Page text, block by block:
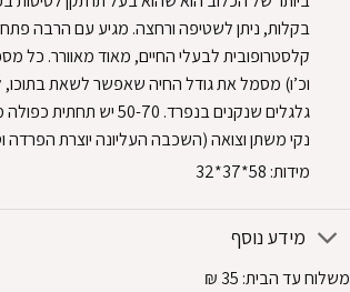
בקלות, ניתן לשטיפה ורחצה. מגיע עם הרבה
גלגלים שנקנים בנפרד.
נקי משתן וצואה (השכבה העליונה יוצרת הפרדה
מידות: 58*37*32
מידע נוסף
משלוח עד הבית:
₪